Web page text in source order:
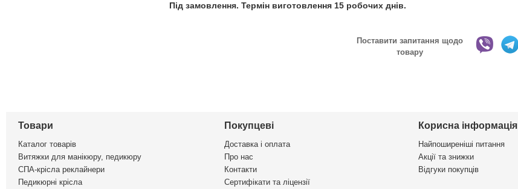
Під замовлення. Термін виготовлення 15 робочих днів.
Поставити запитання щодо
товару
Товари
Каталог товарів
Витяжки для манікюру, педикюру
СПА-крісла реклайнери
Педикюрні крісла
Покупцеві
Доставка і оплата
Про нас
Контакти
Сертифікати та ліцензії
Корисна інформація
Найпоширеніші питання
Акції та знижки
Відгуки покупців